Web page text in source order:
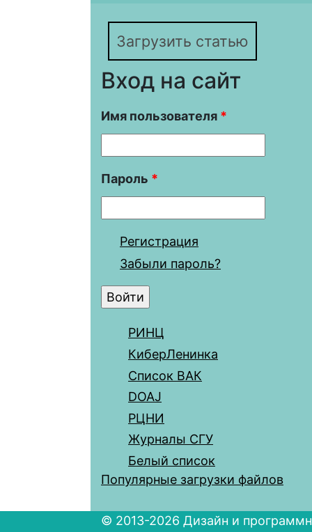
Загрузить статью
Вход на сайт
Имя пользователя *
Пароль *
Регистрация
Забыли пароль?
РИНЦ
КиберЛенинка
Список ВАК
DOAJ
РЦНИ
Журналы СГУ
Белый список
Популярные загрузки файлов
© 2013-2026 Дизайн и